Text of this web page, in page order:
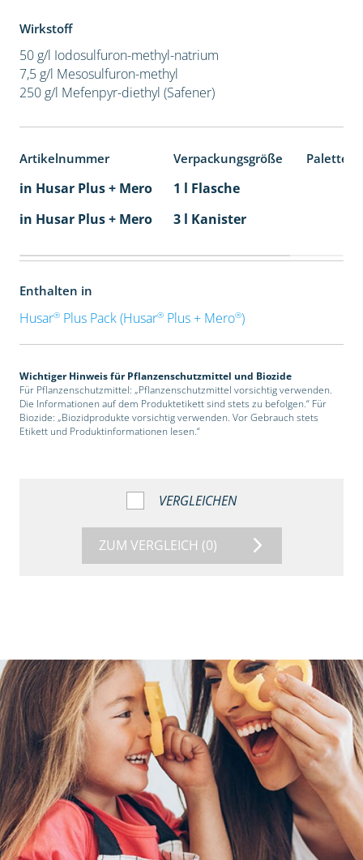
Wirkstoff
50 g/l Iodosulfuron-methyl-natrium
7,5 g/l Mesosulfuron-methyl
250 g/l Mefenpyr-diethyl (Safener)
Artikelnummer Verpackungsgröße
in Husar Plus + Mero
1 l Flasche
in Husar Plus + Mero
3 l Kanister
Enthalten in
Husar®Plus Pack (Husar®Plus + Mero®)
Wichtiger Hinweis für Pflanzenschutzmittel und Biozide
Für Pflanzenschutzmittel: „Pflanzenschutzmittel vorsichtig verwenden.
Die Informationen auf dem Produktetikett sind stets zu befolgen.“ Für
Biozide: „Biozidprodukte vorsichtig verwenden. Vor Gebrauch stets
Etikett und Produktinformationen lesen.“
VERGLEICHEN
ZUM VERGLEICH (0)